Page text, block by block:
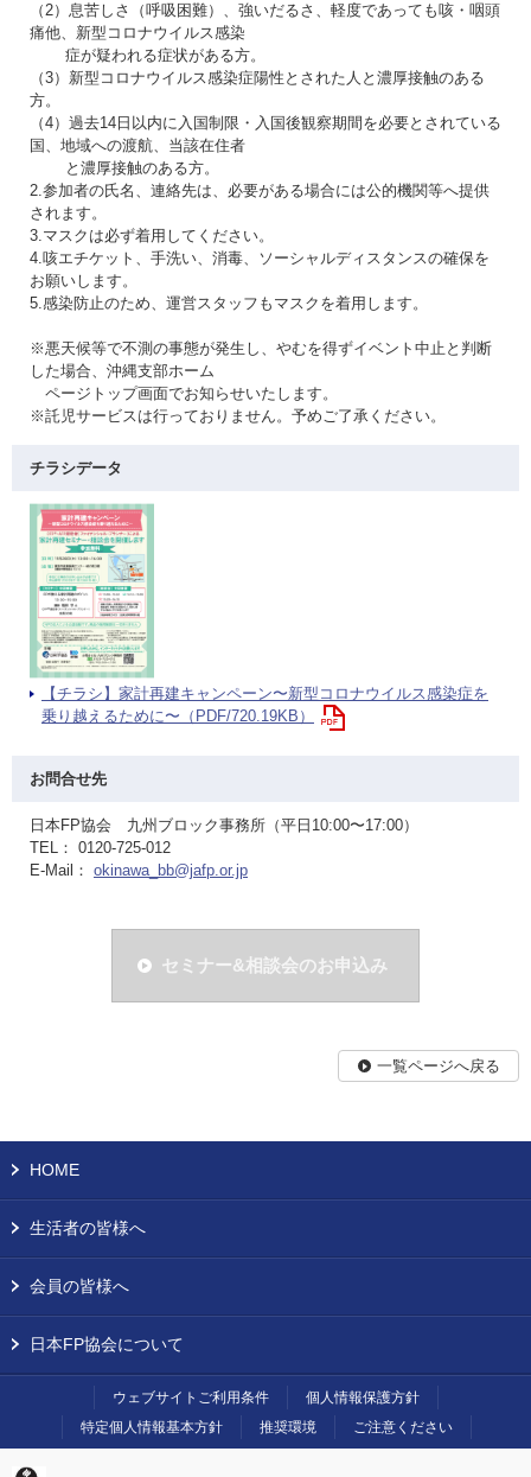
（2）息苦しさ（呼吸困難）、強いだるさ、軽度であっても咳・咽頭
痛他、新型コロナウイルス感染
症が疑われる症状がある方。
（3）新型コロナウイルス感染症陽性とされた人と濃厚接触のある
方。
（4）過去14日以内に入国制限・入国後観察期間を必要とされている
国、地域への渡航、当該在住者
と濃厚接触のある方。
2.参加者の氏名、連絡先は、必要がある場合には公的機関等へ提供
されます。
3.マスクは必ず着用してください。
4.咳エチケット、手洗い、消毒、ソーシャルディスタンスの確保を
お願いします。
5.感染防止のため、運営スタッフもマスクを着用します。
※悪天候等で不測の事態が発生し、やむを得ずイベント中止と判断
した場合、沖縄支部ホーム
ページトップ画面でお知らせいたします。
※託児サービスは行っておりません。予めご了承ください。
チラシデータ
【チラシ】家計再建キャンペーン〜新型コロナウイルス感染症を
乗り越えるために〜（PDF/720.19KB）
お問合せ先
日本FP協会 九州ブロック事務所（平日10:00〜17:00）
TEL： 0120-725-012
E-Mail： okinawa_bb@jafp.or.jp
セミナー&相談会のお申込み
一覧ページへ戻る
HOME
生活者の皆様へ
会員の皆様へ
日本FP協会について
ウェブサイトご利用条件
個人情報保護方針
特定個人情報基本方針
推奨環境 ご注意ください